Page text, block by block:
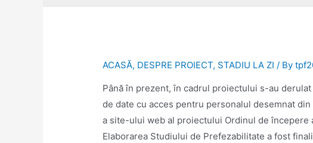
ACASĂ, DESPRE PROIECT, STADIU LA ZI / By
Până în prezent, în cadrul proiectului s-au
de date cu acces pentru personalul desemnat
a site-ului web al proiectului Ordinul de începere
Elaborarea Studiului de Prefezabilitate a fost